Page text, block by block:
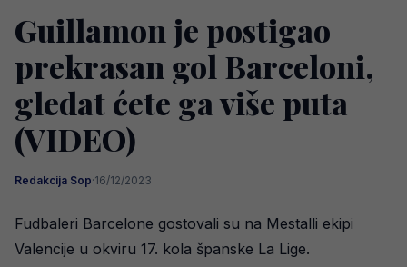
Guillamon je postigao
prekrasan gol Barceloni,
gledat ćete ga više puta
(VIDEO)
Redakcija Sop·16/12/2023
Fudbaleri Barcelone gostovali su na Mestalli ekipi
Valencije u okviru 17. kola španske La Lige.